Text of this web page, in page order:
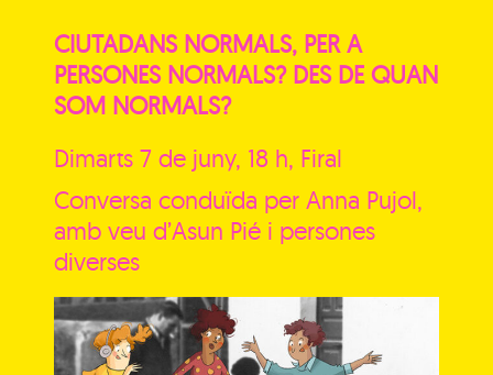
CIUTADANS NORMALS, PER A
PERSONES NORMALS? DES DE QUAN
SOM NORMALS?
Dimarts 7 de juny, 18 h, Firal
Conversa conduïda per Anna Pujol,
amb veu d’Asun Pié i persones
diverses